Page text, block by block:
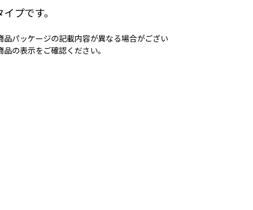
プです。
パッケージの記載内容が異なる場合がござい
の表示をご確認ください。